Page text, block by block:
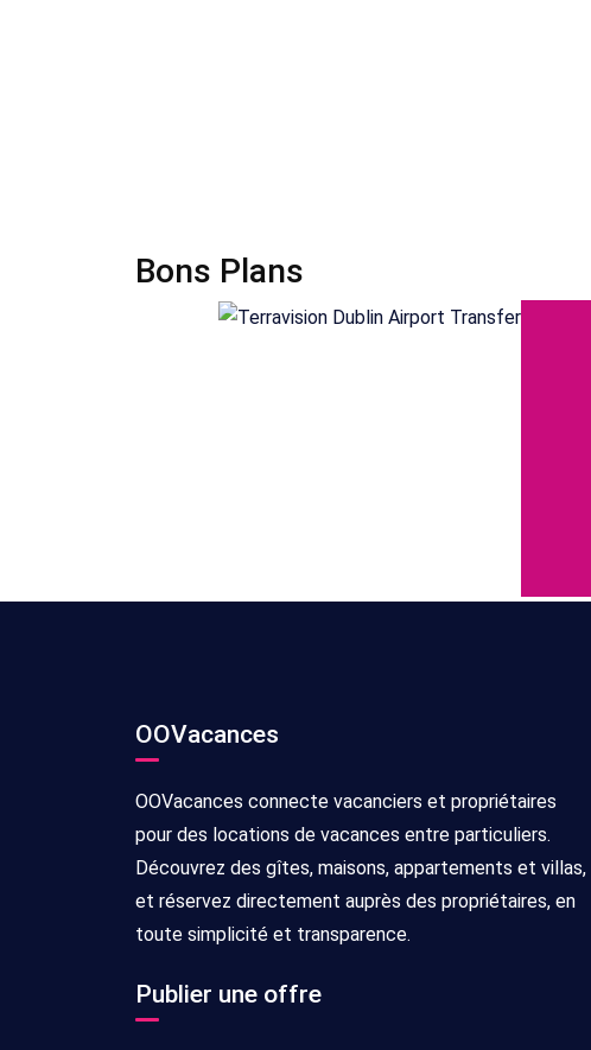
Bons Plans
OOVacances
OOVacances connecte vacanciers et propriétaires
pour des locations de vacances entre particuliers.
Découvrez des gîtes, maisons, appartements et villas,
et réservez directement auprès des propriétaires, en
toute simplicité et transparence.
Publier une offre